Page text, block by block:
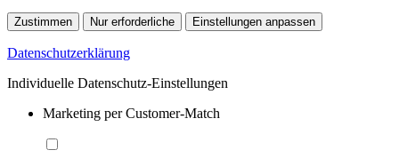
Zustimmen Nur erforderliche Einstellungen anpassen
Datenschutzerklärung
Individuelle Datenschutz-Einstellungen
Marketing per Customer-Match